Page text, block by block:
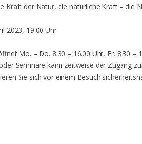
Kraft der Natur, die natürliche Kraft – die
2023, 19.00 Uhr
Mo. – Do. 8.30 – 16.00 Uhr, Fr. 8.30 –
Seminare kann zeitweise der Zugang
Sie sich vor einem Besuch